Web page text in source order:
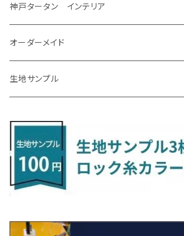
H23/12～R3/7 NHP10
R3/7～ MXPK系
アベンシス
H23/9～H30/4 270系
アリオン
H23/10～R3/3 260系
アルファード/ヴェルファイアＨＶ
H27/1～R5/6 30系
R5/6～ 40系
H24/4～29/10 20系
ヴィッツ
H22/12～R2/3 130系
ヴォクシー
H26/1～R4/1 80系
エスクァイア
H19/5～H29/10
ＬＳ５００/ＬＳ５００ｈ
H29/10～
ＬＸ
H27/9～R3/10 URJ201W
ＮＸ
R3/11～ 20系
H26/10～
ＲＸ
H27/10～R4/7 20系5人乗
ＵＸ
H30/11～
R3/8～ E13
ＮＶ３５０キャラバン
H24/6～ E26 3人乗
H24/6～ E26 5・6人乗
キューブ
H14/10～R2/3 Z11・Z12
キックス
R2/6~R8/6 15系(e-POWER)
R8/6～ 16系
H11/6～H16/10 Y34
サクラ
R4/5～ B6AW
シーマ
H13/1～R4/8 F50・Y51
シルビア
H11/2～H24/2 TV系
H24/4～R4/1 S3系
サンバートラック
H24/2～H26/9 S200系
H26/9～ S500系
シフォン
H28/12～R1/7 LA600/610
ジャスティ
H23/5～ LA100系
ソルテラ
R4/5~ XEAM10X・YEAM15X
ディアスワゴン
H21/9～R2/4 S300系
トレジア
R1/5～ BP系
ＭＡＺＤＡ６
R1/8～ GJ系
ＭＸ－３０
R2/10～ DREJ3P
アクセラ/アクセラ・スポーツ
H24/11～R1/8 GJ系
キャロル
H27/1～ HB36/37/97S
キャロルエコ
H24/11～H27/1 HB35S
スクラム
R2/9～ S403/413P
コペン
H14/6～ L880/LA400K
タフト
R2/6～ LA900/910S
タント
R1/7～ LA650/660
H28/11～ M900系
ハイゼット・キャディー
H28/6～R3/9 LA700V
ハイゼット・カーゴ
H16/12～ S300/S700系
ハイゼット・トラック
R4/6～ HE33S
イグニス
H28/2～ FF21S
エスクード
H17/5～H27/10 TA/TD系
エブリィ
H13/9～ DA系
クロスビー(XBEE)
H29/12～R7/10 MN71S
ジムニー
H3/6～ JA/JB系
ジムニーノマド
H25/6～ B11W/B30系
ｅｋカスタム/ｅｋクロス
H25/6～H31/3 ｅｋカスタム
H31/3～ ｅｋクロス
ekクロスEV
R4/6～ B5AW
アイミーブ
H24/10～R2/12 GF系
アウトランダーＰＨＥＶ
H25/1～ GG/GN系 5人乗
エクリプスクロス/エクリプスクロスPHEV
H30/3～ GK/GL系
タウンボックス
H23/12～H29/9 JF1/2
H29/9～R5/10 JF3/4
NBOXプラス/NBOXプラスカスタム
H24/7～H29/8 JF1/2
NBOXスラッシュ
H26/12～R2/2 JF1/2
NBOXジョイ
H24/11～R2/3 JG1・JG2
R2/11～ JG3・JG4
N-ONE e:
R7/9~ JG5
N-VAN
H30/7～ JJ1・JJ2
N-VAN e:
H29/10～ ３HD系
ゴルフ
H25/4～R3/4 AU系
R3/6～ CDD系
H16/4～28/1 １T系 トゥラン
シャラン
H23/2～ 7N系
Tクロス
R2/7～ A1D系
ティグアン
H20/9～H29/1 5NC系
トゥアレグ
H15/9～H30/4 7L/7P系
パサート
H24/11～30/10
H30/10～
Ｂクラス
H24/4～R1/6
Ｃクラス
H26/7～R4/2
ＣＬＡクラス
H27/6～R1/8
ＣＬＳクラス
H30/6～
Ｅクラス
H28/7～
ＧＬＡクラス
MINI
MINIクロスオーバー
神戸タータン インテリア
ラグマット
ラグマットセカンド（L）
ラグマットミニ（S）
オーダーメイド
生地サンプル